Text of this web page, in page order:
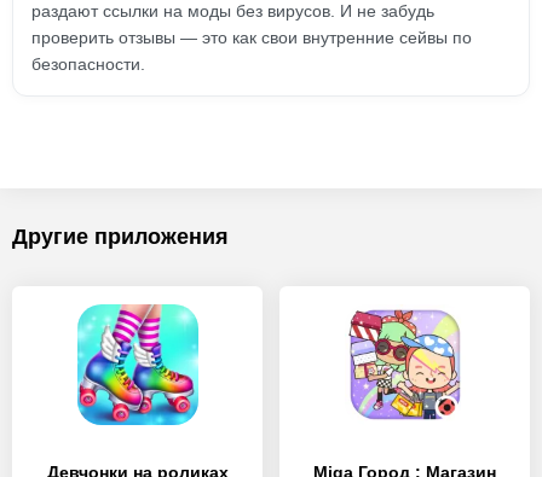
раздают ссылки на моды без вирусов. И не забудь
проверить отзывы — это как свои внутренние сейвы по
безопасности.
Другие приложения
Девчонки на роликах Miga Город : Магазин